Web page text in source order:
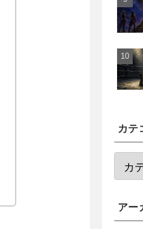
カテ
アー